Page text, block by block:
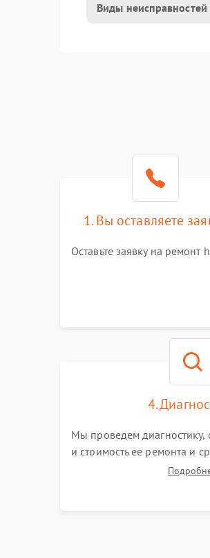
Виды неисправностей
1. Вы оставляете
Оставьте заявку на ремонт
4.
Мы проведем
и стоимость ее ремонта и